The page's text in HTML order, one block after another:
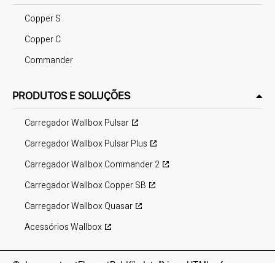
Copper S
Copper C
Commander
PRODUTOS E SOLUÇÕES
Carregador Wallbox Pulsar
Carregador Wallbox Pulsar Plus
Carregador Wallbox Commander 2
Carregador Wallbox Copper SB
Carregador Wallbox Quasar
Acessórios Wallbox